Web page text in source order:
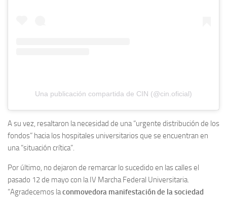
Una publicación compartida de CIN (@cin.oficial)
A su vez, resaltaron la necesidad de una “urgente distribución de los
fondos” hacia los hospitales universitarios que se encuentran en
una “situación crítica”.
Por último, no dejaron de remarcar lo sucedido en las calles el
pasado 12 de mayo con la IV Marcha Federal Universitaria.
“Agradecemos laconmovedora manifestación de la sociedad